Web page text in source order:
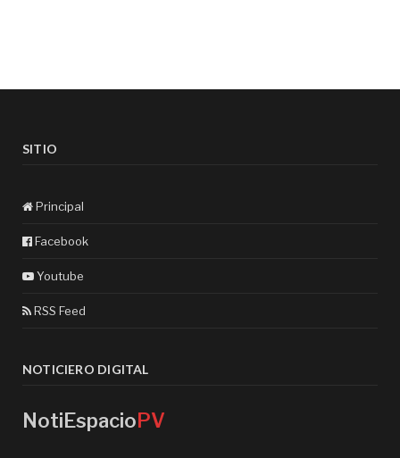
SITIO
Principal
Facebook
Youtube
RSS Feed
NOTICIERO DIGITAL
NotiEspacioPV